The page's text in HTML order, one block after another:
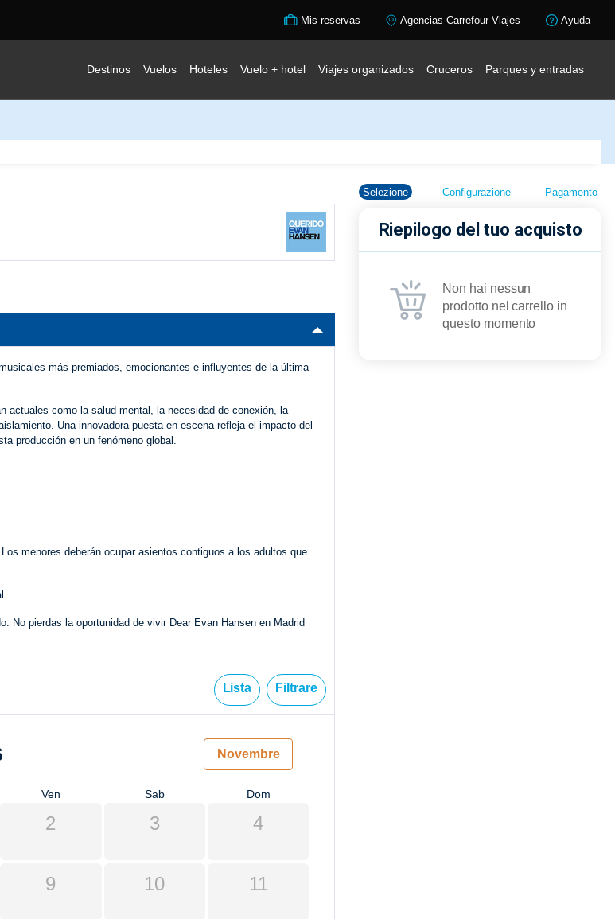
Mis reservas Agencias Carrefour Viajes Ayuda
Destinos Vuelos Hoteles Vuelo + hotel Viajes organizados Cruceros Parques y entradas
más premiados, emocionantes e influyentes de la última
actuales como la salud mental, la necesidad de conexión, la
Una innovadora puesta en escena refleja el impacto del
producción en un fenómeno global.
menores deberán ocupar asientos contiguos a los adultos que
No pierdas la oportunidad de vivir Dear Evan Hansen en Madrid
Lista Filtrare
Novembre
Ven Sab Dom
2 3 4
9 10 11
Selezione Configurazione Pagamento
Riepilogo del tuo acquisto
Non hai nessun
prodotto nel carrello in
questo momento